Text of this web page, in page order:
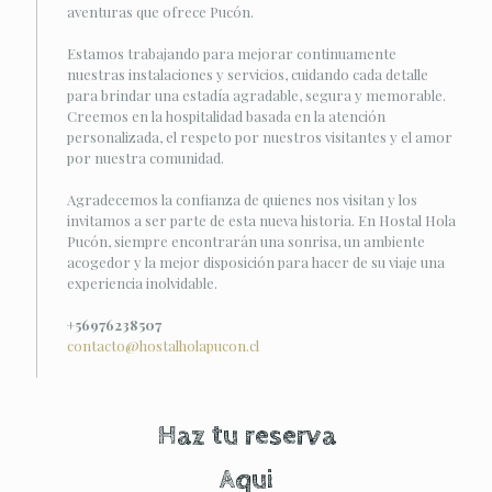
aventuras que ofrece Pucón.
Estamos trabajando para mejorar continuamente
nuestras instalaciones y servicios, cuidando cada detalle
para brindar una estadía agradable, segura y memorable.
Creemos en la hospitalidad basada en la atención
personalizada, el respeto por nuestros visitantes y el amor
por nuestra comunidad.
Agradecemos la confianza de quienes nos visitan y los
invitamos a ser parte de esta nueva historia. En Hostal Hola
Pucón, siempre encontrarán una sonrisa, un ambiente
acogedor y la mejor disposición para hacer de su viaje una
experiencia inolvidable.
+56976238507
contacto@hostalholapucon.cl
Haz tu reserva
Aqui